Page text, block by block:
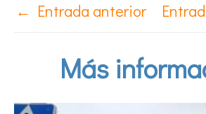
← Entrada anterior
Más